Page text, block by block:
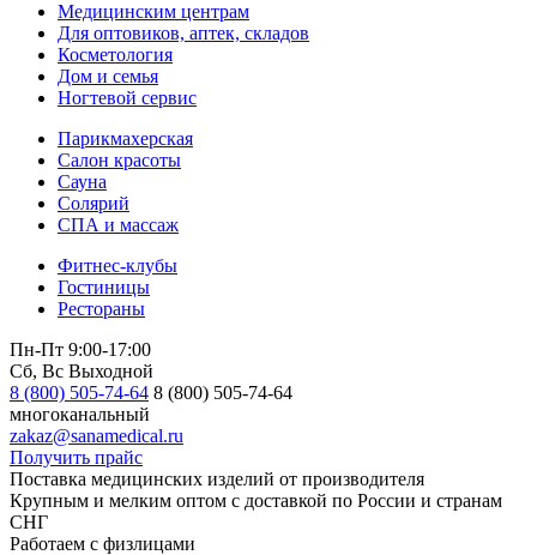
Медицинским центрам
Для оптовиков, аптек, складов
Косметология
Дом и семья
Ногтевой сервис
Парикмахерская
Салон красоты
Сауна
Солярий
СПА и массаж
Фитнес-клубы
Гостиницы
Рестораны
Пн-Пт 9:00-17:00
Сб, Вс Выходной
8 (800) 505-74-64 8 (800) 505-74-64
многоканальный
zakaz@sanamedical.ru
Получить прайс
Поставка медицинских изделий от производителя
Крупным и мелким оптом с доставкой по России и странам
СНГ
Работаем с физлицами